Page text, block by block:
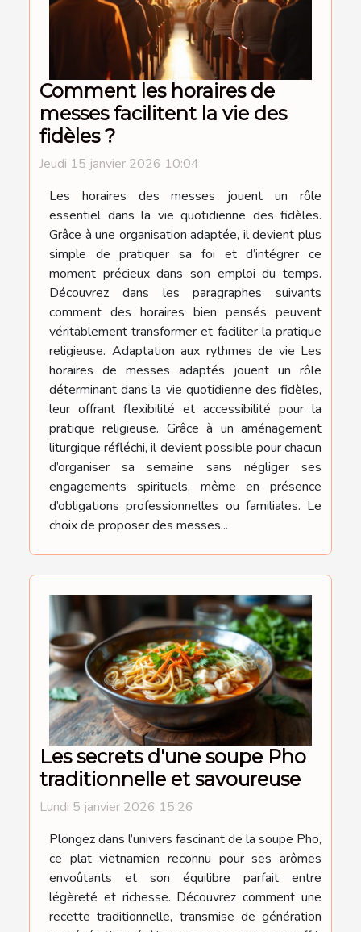
Comment les horaires de
messes facilitent la vie des
fidèles ?
Jeudi 15 janvier 2026 10:04
Les horaires des messes jouent un rôle
essentiel dans la vie quotidienne des fidèles.
Grâce à une organisation adaptée, il devient plus
simple de pratiquer sa foi et d’intégrer ce
moment précieux dans son emploi du temps.
Découvrez dans les paragraphes suivants
comment des horaires bien pensés peuvent
véritablement transformer et faciliter la pratique
religieuse. Adaptation aux rythmes de vie Les
horaires de messes adaptés jouent un rôle
déterminant dans la vie quotidienne des fidèles,
leur offrant flexibilité et accessibilité pour la
pratique religieuse. Grâce à un aménagement
liturgique réfléchi, il devient possible pour chacun
d’organiser sa semaine sans négliger ses
engagements spirituels, même en présence
d’obligations professionnelles ou familiales. Le
choix de proposer des messes...
Les secrets d'une soupe Pho
traditionnelle et savoureuse
Lundi 5 janvier 2026 15:26
Plongez dans l’univers fascinant de la soupe Pho,
ce plat vietnamien reconnu pour ses arômes
envoûtants et son équilibre parfait entre
légèreté et richesse. Découvrez comment une
recette traditionnelle, transmise de génération